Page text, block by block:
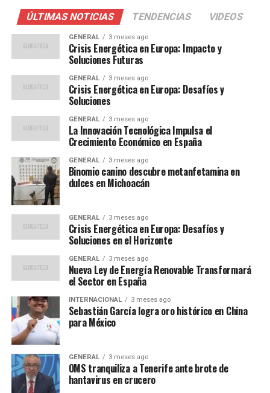
Raúl Armando Jiménez Vázquez es Licenciado en
Derecho con mención honorífica por la Universidad
Nacional Autónoma de México (UNAM). En esta misma
institución, obtuvo su maestría y doctorado en Derecho,
y ha ejercido como catedrático en la Facultad de
Derecho.
Su carrera en la administración pública es notable, con
más de dos décadas de servicio. Ha ocupado cargos como
gerente de Arrendamiento de Embarcaciones en
Petróleos Mexicanos (Pemex) y Secretario Ejecutivo del
Comité de Construcción, Adquisición, Arrendamiento y
Fletamento de Embarcaciones. Además, se desempeñó
como Abogado General de la Comisión Federal de
Electricidad (CFE) y consejero adjunto de Control
Constitucional de la Presidencia de la República.
“La trayectoria de Raúl
Jiménez en el sector
público y su experiencia
académica lo convierten en
una pieza clave para la
FGR”, comentó un analista
político.
ÚLTIMAS NOTICIAS TENDENCIAS VIDEOS
GENERAL 3 meses ago
Crisis Energética en Europa: Impacto y
Soluciones Futuras
GENERAL 3 meses ago
Crisis Energética en Europa: Desafíos y
Soluciones
GENERAL 3 meses ago
La Innovación Tecnológica Impulsa el
Crecimiento Económico en España
GENERAL 3 meses ago
Binomio canino descubre metanfetamina en
dulces en Michoacán
GENERAL 3 meses ago
Crisis Energética en Europa: Desafíos y
Soluciones en el Horizonte
GENERAL 3 meses ago
Nueva Ley de Energía Renovable Transformará
el Sector en España
INTERNACIONAL 3 meses ago
Sebastián García logra oro histórico en China
para México
GENERAL 3 meses ago
OMS tranquiliza a Tenerife ante brote de
hantavirus en crucero